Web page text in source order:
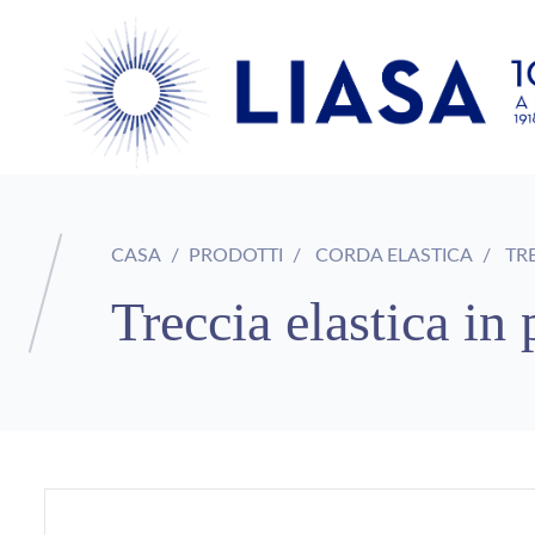
CASA PRODOTTI CORDA ELASTICA
Treccia elastica in